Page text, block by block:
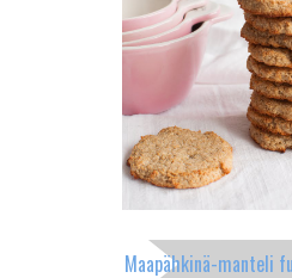
Maapähkinä-manteli